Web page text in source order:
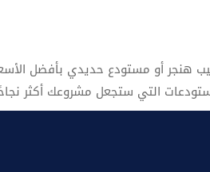
هنجر أو مستودع حديدي بأفضل
التي ستجعل مشروعك أكثر